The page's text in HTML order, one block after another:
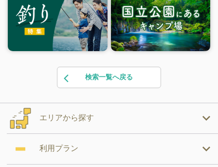
検索一覧へ戻る
エリアから探す
利用プラン